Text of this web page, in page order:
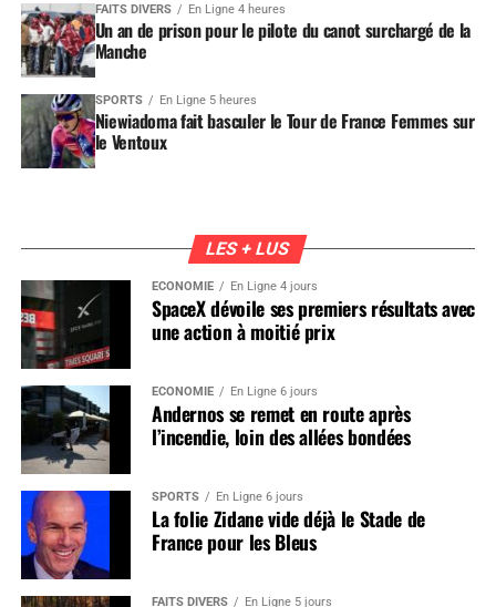
FAITS DIVERS En Ligne 4 heures
Un an de prison pour le pilote du canot surchargé de la
Manche
SPORTS En Ligne 5 heures
Niewiadoma fait basculer le Tour de France Femmes sur
le Ventoux
LES + LUS
ÉCONOMIE En Ligne 4 jours
SpaceX dévoile ses premiers résultats avec
une action à moitié prix
ÉCONOMIE En Ligne 6 jours
Andernos se remet en route après
l’incendie, loin des allées bondées
SPORTS En Ligne 6 jours
La folie Zidane vide déjà le Stade de
France pour les Bleus
FAITS DIVERS En Ligne 5 jours